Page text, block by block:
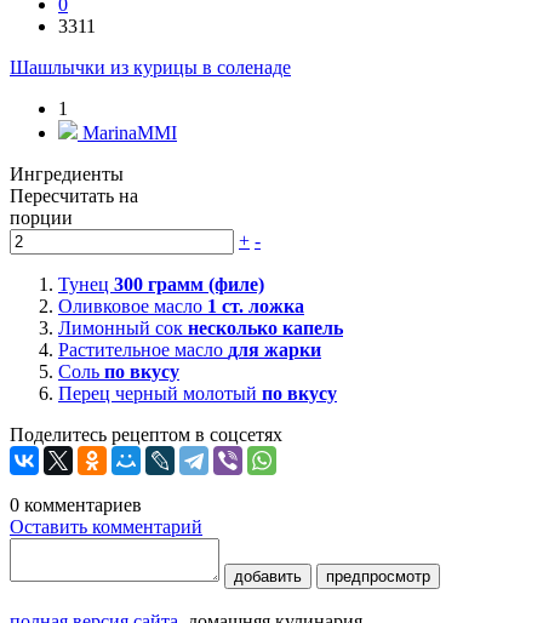
0
3311
Шашлычки из курицы в соленаде
1
MarinaMMI
Ингредиенты
Пересчитать на
порции
+ -
Тунец 300 грамм (филе)
Оливковое масло 1 ст. ложка
Лимонный сок несколько капель
Растительное масло для жарки
Соль по вкусу
Перец черный молотый по вкусу
Поделитесь рецептом в соцсетях
0 комментариев
Оставить комментарий
добавить предпросмотр